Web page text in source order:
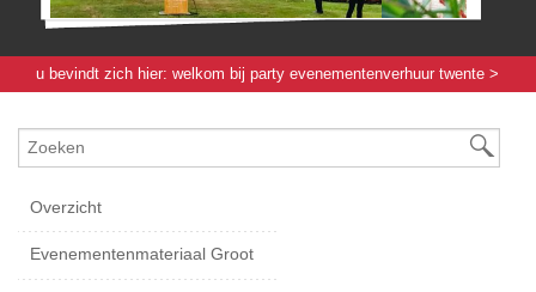
contact
u bevindt zich hier: welkom bij party evenementenverhuur twente >
Overzicht
Evenementenmateriaal Groot